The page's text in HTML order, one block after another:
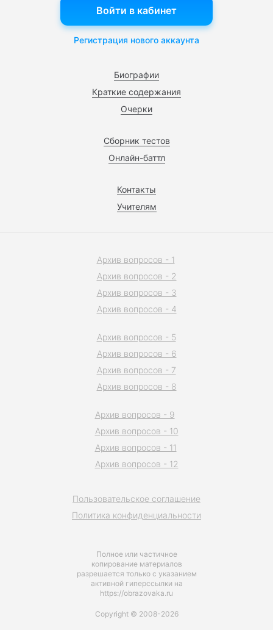
Биографии
Краткие содержания
Очерки
Сборник тестов
Онлайн-баттл
Контакты
Учителям
Войти в кабинет
Регистрация нового аккаунта
Полное или частичное
копирование материалов
разрешается только с указанием
активной гиперссылки на
https://obrazovaka.ru
Пользовательское соглашение
Политика конфиденциальности
Архив вопросов - 1
Архив вопросов - 2
Архив вопросов - 3
Архив вопросов - 4
Архив вопросов - 5
Архив вопросов - 6
Архив вопросов - 7
Архив вопросов - 8
Архив вопросов - 9
Архив вопросов - 10
Архив вопросов - 11
Архив вопросов - 12
Copyright © 2008-2026